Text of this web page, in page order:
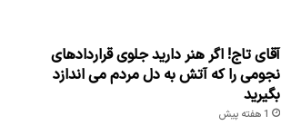
آقای تاج! اگر هنر دارید جلوی قراردادهای
نجومی را که آتش به دل مردم می اندازد
بگیرید
1 هفته پیش